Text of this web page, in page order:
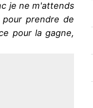
je ne m'attends
prendre de
pour la gagne,